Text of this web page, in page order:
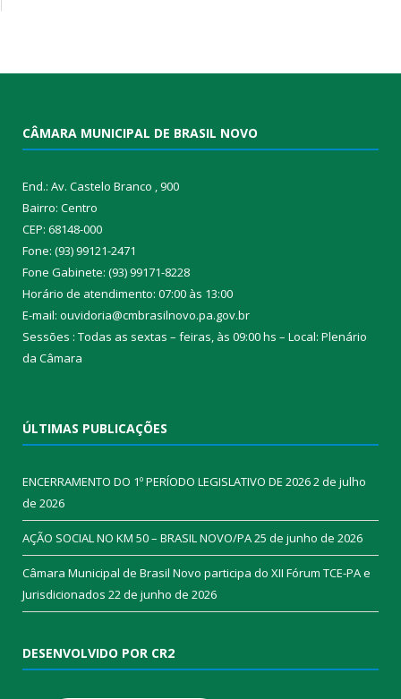
CÂMARA MUNICIPAL DE BRASIL NOVO
End.: Av. Castelo Branco , 900
Bairro: Centro
CEP: 68148-000
Fone: (93) 99121-2471
Fone Gabinete: (93) 99171-8228
Horário de atendimento: 07:00 às 13:00
E-mail: ouvidoria@cmbrasilnovo.pa.gov.br
Sessões : Todas as sextas – feiras, às 09:00 hs – Local: Plenário
da Câmara​
ÚLTIMAS PUBLICAÇÕES
ENCERRAMENTO DO 1º PERÍODO LEGISLATIVO DE 20262 de julho
de 2026
AÇÃO SOCIAL NO KM 50 – BRASIL NOVO/PA25 de junho de 2026
Câmara Municipal de Brasil Novo participa do XII Fórum TCE-PA e
Jurisdicionados 22 de junho de 2026
DESENVOLVIDO POR CR2